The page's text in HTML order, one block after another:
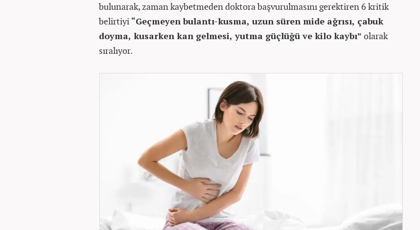
bulunarak, zaman kaybetmeden doktora başvurulmasını gerektiren 6 kritik
belirtiyi “Geçmeyen bulantı-kusma, uzun süren mide ağrısı, çabuk
doyma, kusarken kan gelmesi, yutma güçlüğü ve kilo kaybı” olarak
sıralıyor.